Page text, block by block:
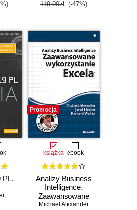
119.00zł (-47%)
PL.
, Richard Kusleika
Promocja
książka ebook
Analizy Business
Intelligence.
Zaawansowane
wykorzystanie
Michael Alexander